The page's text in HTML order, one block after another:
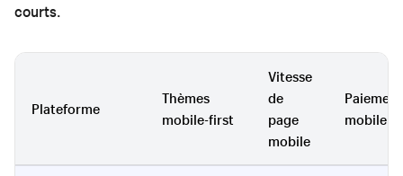
courts.
Plateforme
Thèmes
mobile-first
Vitesse
de
page
mobile
Paiement
mobile